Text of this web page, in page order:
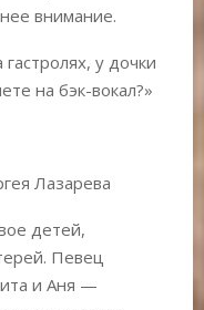
внимание.
у дочки
на бэк-вокал?»
Лазарева
детей,
Певец
и Аня —